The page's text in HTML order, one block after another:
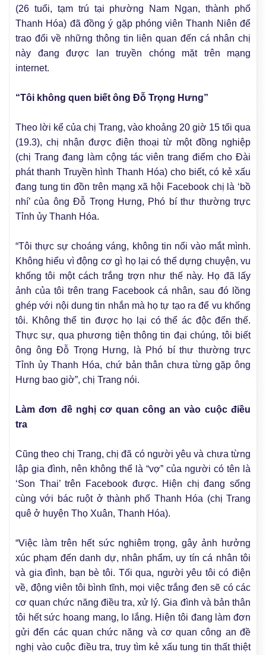
(26 tuổi, tạm trú tại phường Nam Ngạn, thành phố
Thanh Hóa) đã đồng ý gặp phóng viên Thanh Niên để
trao đổi về những thông tin liên quan đến cá nhân chị
này đang được lan truyền chóng mặt trên mạng
internet.
“Tôi không quen biết ông Đỗ Trọng Hưng”
Theo lời kể của chị Trang, vào khoảng 20 giờ 15 tối qua
(19.3), chị nhận được điện thoại từ một đồng nghiệp
(chị Trang đang làm cộng tác viên trang điểm cho Đài
phát thanh Truyền hình Thanh Hóa) cho biết, có kẻ xấu
đang tung tin đồn trên mạng xã hội Facebook chị là ‘bồ
nhí’ của ông Đỗ Trọng Hưng, Phó bí thư thường trực
Tỉnh ủy Thanh Hóa.
“Tôi thực sự choáng váng, không tin nổi vào mắt mình.
Không hiểu vì động cơ gì họ lại có thể dựng chuyện, vu
khống tôi một cách trắng trợn như thế này. Họ đã lấy
ảnh của tôi trên trang Facebook cá nhân, sau đó lồng
ghép với nội dung tin nhắn mà họ tự tạo ra để vu khống
tôi. Không thể tin được họ lại có thể ác độc đến thế.
Thực sự, qua phương tiện thông tin đại chúng, tôi biết
ông ông Đỗ Trọng Hưng, là Phó bí thư thường trực
Tỉnh ủy Thanh Hóa, chứ bản thân chưa từng gặp ông
Hưng bao giờ”, chị Trang nói.
Làm đơn đề nghị cơ quan công an vào cuộc điều
tra
Cũng theo chị Trang, chị đã có người yêu và chưa từng
lập gia đình, nên không thể là “vợ” của người có tên là
‘Son Thai’ trên Facebook được. Hiện chị đang sống
cùng với bác ruột ở thành phố Thanh Hóa (chị Trang
quê ở huyện Thọ Xuân, Thanh Hóa).
“Việc làm trên hết sức nghiêm trọng, gây ảnh hưởng
xúc phạm đến danh dự, nhân phẩm, uy tín cá nhân tôi
và gia đình, bạn bè tôi. Tối qua, người yêu tôi có điện
về, động viên tôi bình tĩnh, mọi việc trắng đen sẽ có các
cơ quan chức năng điều tra, xử lý. Gia đình và bản thân
tôi hết sức hoang mang, lo lắng. Hiện tôi đang làm đơn
gửi đến các quan chức năng và cơ quan công an đề
nghị vào cuộc điều tra, truy tìm kẻ xấu tung tin thất thiệt